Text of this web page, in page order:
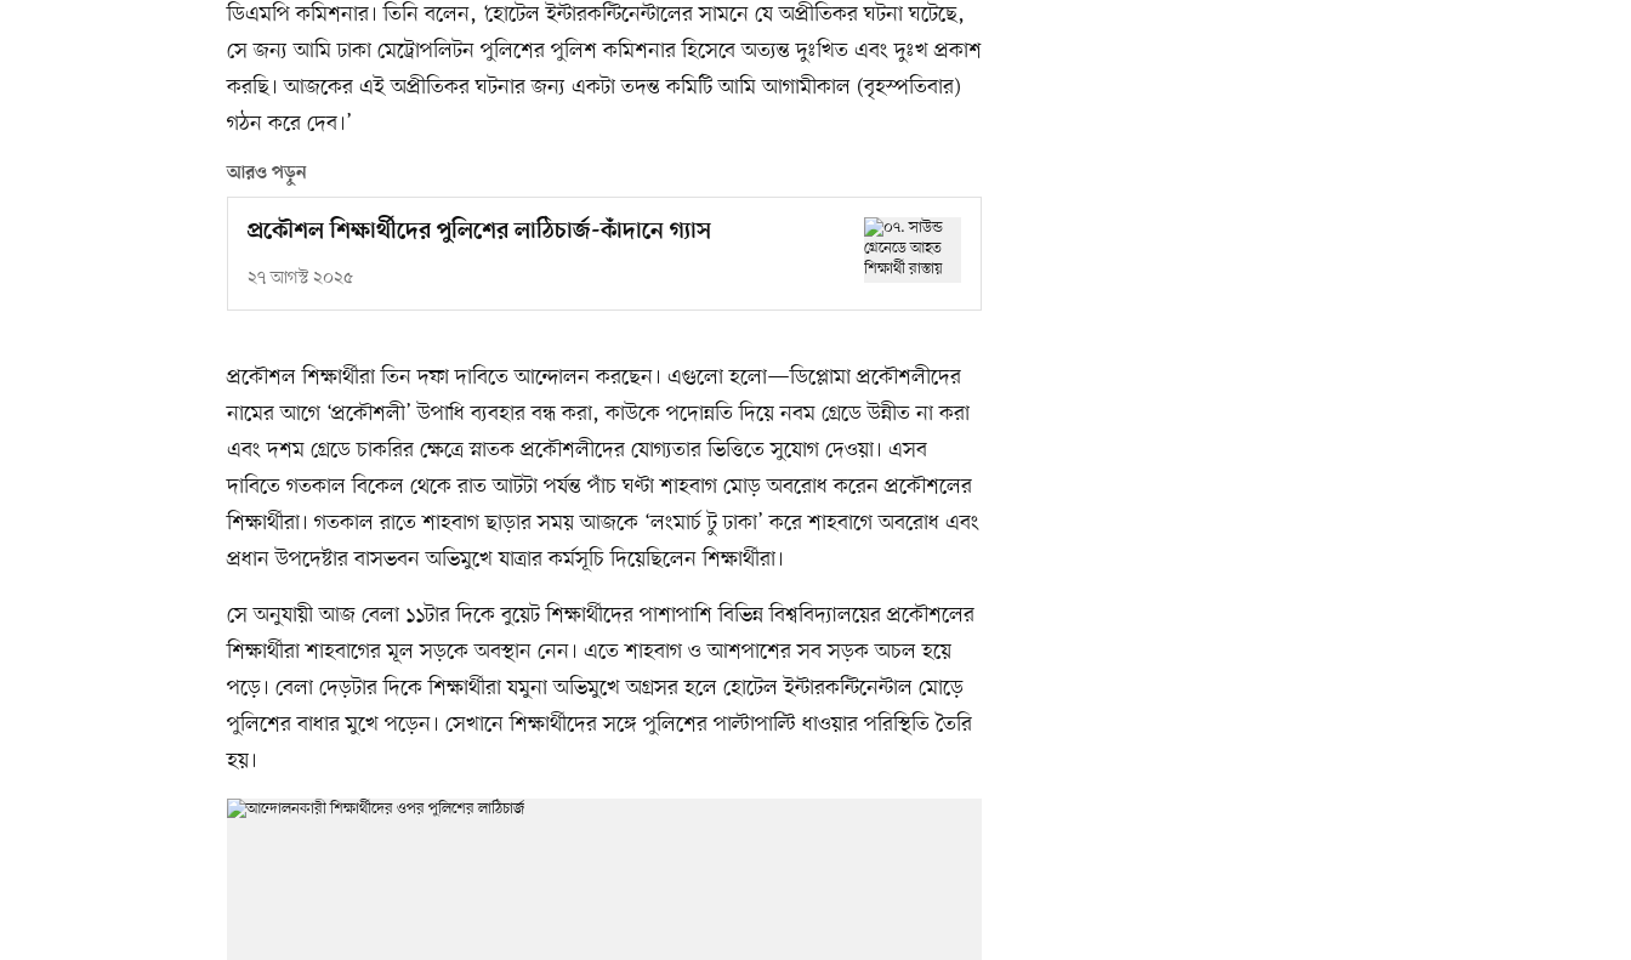
ডিএমপি কমিশনার। তিনি বলেন, ‘হোটেল ইন্টারকন্টিনেন্টালের সামনে যে অপ্রীতিকর ঘটনা ঘটেছে,
সে জন্য আমি ঢাকা মেট্রোপলিটন পুলিশের পুলিশ কমিশনার হিসেবে অত্যন্ত দুঃখিত এবং দুঃখ প্রকাশ
করছি। আজকের এই অপ্রীতিকর ঘটনার জন্য একটা তদন্ত কমিটি আমি আগামীকাল (বৃহস্পতিবার)
গঠন করে দেব।’
আরও পড়ুন
প্রকৌশল শিক্ষার্থীদের পুলিশের লাঠিচার্জ-কাঁদানে গ্যাস
২৭ আগস্ট ২০২৫
প্রকৌশল শিক্ষার্থীরা তিন দফা দাবিতে আন্দোলন করছেন। এগুলো হলো—ডিপ্লোমা প্রকৌশলীদের
নামের আগে ‘প্রকৌশলী’ উপাধি ব্যবহার বন্ধ করা, কাউকে পদোন্নতি দিয়ে নবম গ্রেডে উন্নীত না করা
এবং দশম গ্রেডে চাকরির ক্ষেত্রে স্নাতক প্রকৌশলীদের যোগ্যতার ভিত্তিতে সুযোগ দেওয়া। এসব
দাবিতে গতকাল বিকেল থেকে রাত আটটা পর্যন্ত পাঁচ ঘণ্টা শাহবাগ মোড় অবরোধ করেন প্রকৌশলের
শিক্ষার্থীরা। গতকাল রাতে শাহবাগ ছাড়ার সময় আজকে ‘লংমার্চ টু ঢাকা’ করে শাহবাগে অবরোধ এবং
প্রধান উপদেষ্টার বাসভবন অভিমুখে যাত্রার কর্মসূচি দিয়েছিলেন শিক্ষার্থীরা।
সে অনুযায়ী আজ বেলা ১১টার দিকে বুয়েট শিক্ষার্থীদের পাশাপাশি বিভিন্ন বিশ্ববিদ্যালয়ের প্রকৌশলের
শিক্ষার্থীরা শাহবাগের মূল সড়কে অবস্থান নেন। এতে শাহবাগ ও আশপাশের সব সড়ক অচল হয়ে
পড়ে। বেলা দেড়টার দিকে শিক্ষার্থীরা যমুনা অভিমুখে অগ্রসর হলে হোটেল ইন্টারকন্টিনেন্টাল মোড়ে
পুলিশের বাধার মুখে পড়েন। সেখানে শিক্ষার্থীদের সঙ্গে পুলিশের পাল্টাপাল্টি ধাওয়ার পরিস্থিতি তৈরি
হয়।